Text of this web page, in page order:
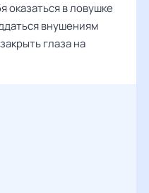
оказаться в ловушке
внушениям
глаза на